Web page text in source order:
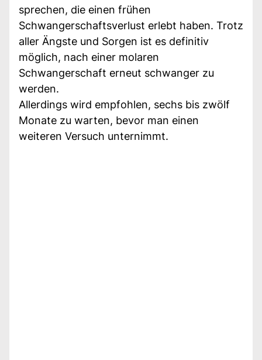
sprechen, die einen frühen
Schwangerschaftsverlust erlebt haben. Trotz
aller Ängste und Sorgen ist es definitiv
möglich, nach einer molaren
Schwangerschaft erneut schwanger zu
werden.
Allerdings wird empfohlen, sechs bis zwölf
Monate zu warten, bevor man einen
weiteren Versuch unternimmt.